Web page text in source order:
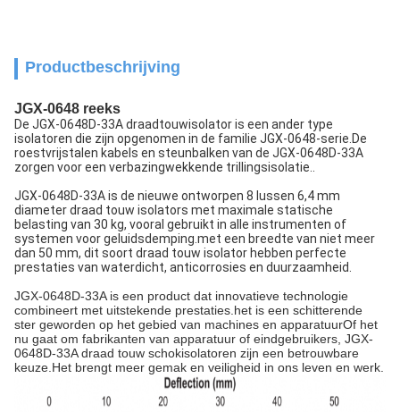
Productbeschrijving
JGX-0648 reeks
De JGX-0648D-33A draadtouwisolator is een ander type
isolatoren die zijn opgenomen in de familie JGX-0648-serie.De
roestvrijstalen kabels en steunbalken van de JGX-0648D-33A
zorgen voor een verbazingwekkende trillingsisolatie..
JGX-0648D-33A is de nieuwe ontworpen 8 lussen 6,4 mm
diameter draad touw isolators met maximale statische
belasting van 30 kg, vooral gebruikt in alle instrumenten of
systemen voor geluidsdemping.met een breedte van niet meer
dan 50 mm, dit soort draad touw isolator hebben perfecte
prestaties van waterdicht, anticorrosies en duurzaamheid.
JGX-0648D-33A is een product dat innovatieve technologie
combineert met uitstekende prestaties.het is een schitterende
ster geworden op het gebied van machines en apparatuurOf het
nu gaat om fabrikanten van apparatuur of eindgebruikers, JGX-
0648D-33A draad touw schokisolatoren zijn een betrouwbare
keuze.Het brengt meer gemak en veiligheid in ons leven en werk.